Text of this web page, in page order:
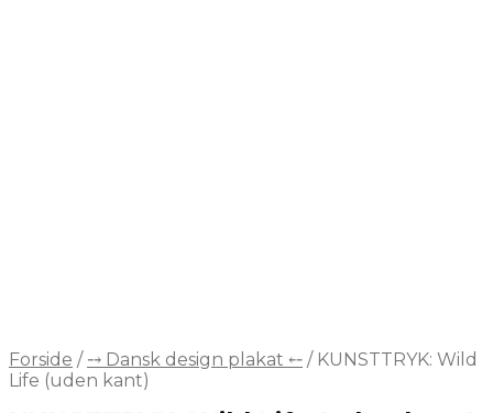
Forside / ⤍ Dansk design plakat ⤌ /KUNSTTRYK: Wild
Life (uden kant)